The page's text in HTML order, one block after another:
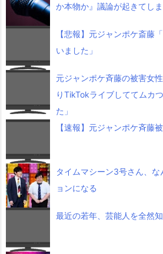
か本物か』議論が起きてしま
【悲報】元ジャンポケ斎藤
いました」
元ジャンポケ斉藤の被害女
りTikTokライブしててムカ
た」
【速報】元ジャンポケ斉藤
タイムマシーン3号さん、
ョンになる
最近の若年、芸能人を全然